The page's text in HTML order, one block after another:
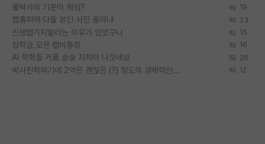
물박사의 기준이 뭐임? 19
랩홈피에 다들 본인 사진 올리냐 23
신생랩가지말라는 이유가 있었구나 15
장학금 모은 랩비통장 16
AI 학회들 거품 슬슬 지적이 나오네요 26
박사진학하기에 2억은 괜찮은 (?) 정도의 경제력인가요 12